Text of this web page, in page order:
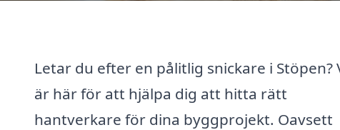
Letar du efter en pålitlig snickare i Stöpen?
är här för att hjälpa dig att hitta rätt
hantverkare för dina byggprojekt. Oavsett